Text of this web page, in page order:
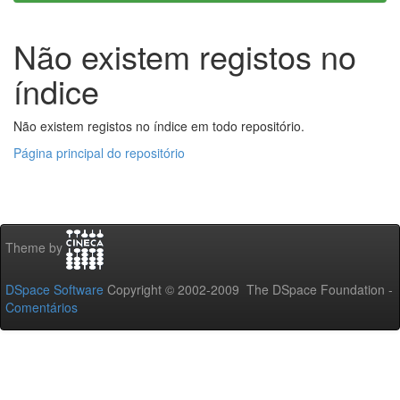
Não existem registos no
índice
Não existem registos no índice em todo repositório.
Página principal do repositório
Theme by
DSpace Software Copyright © 2002-2009 The DSpace Foundation -
Comentários